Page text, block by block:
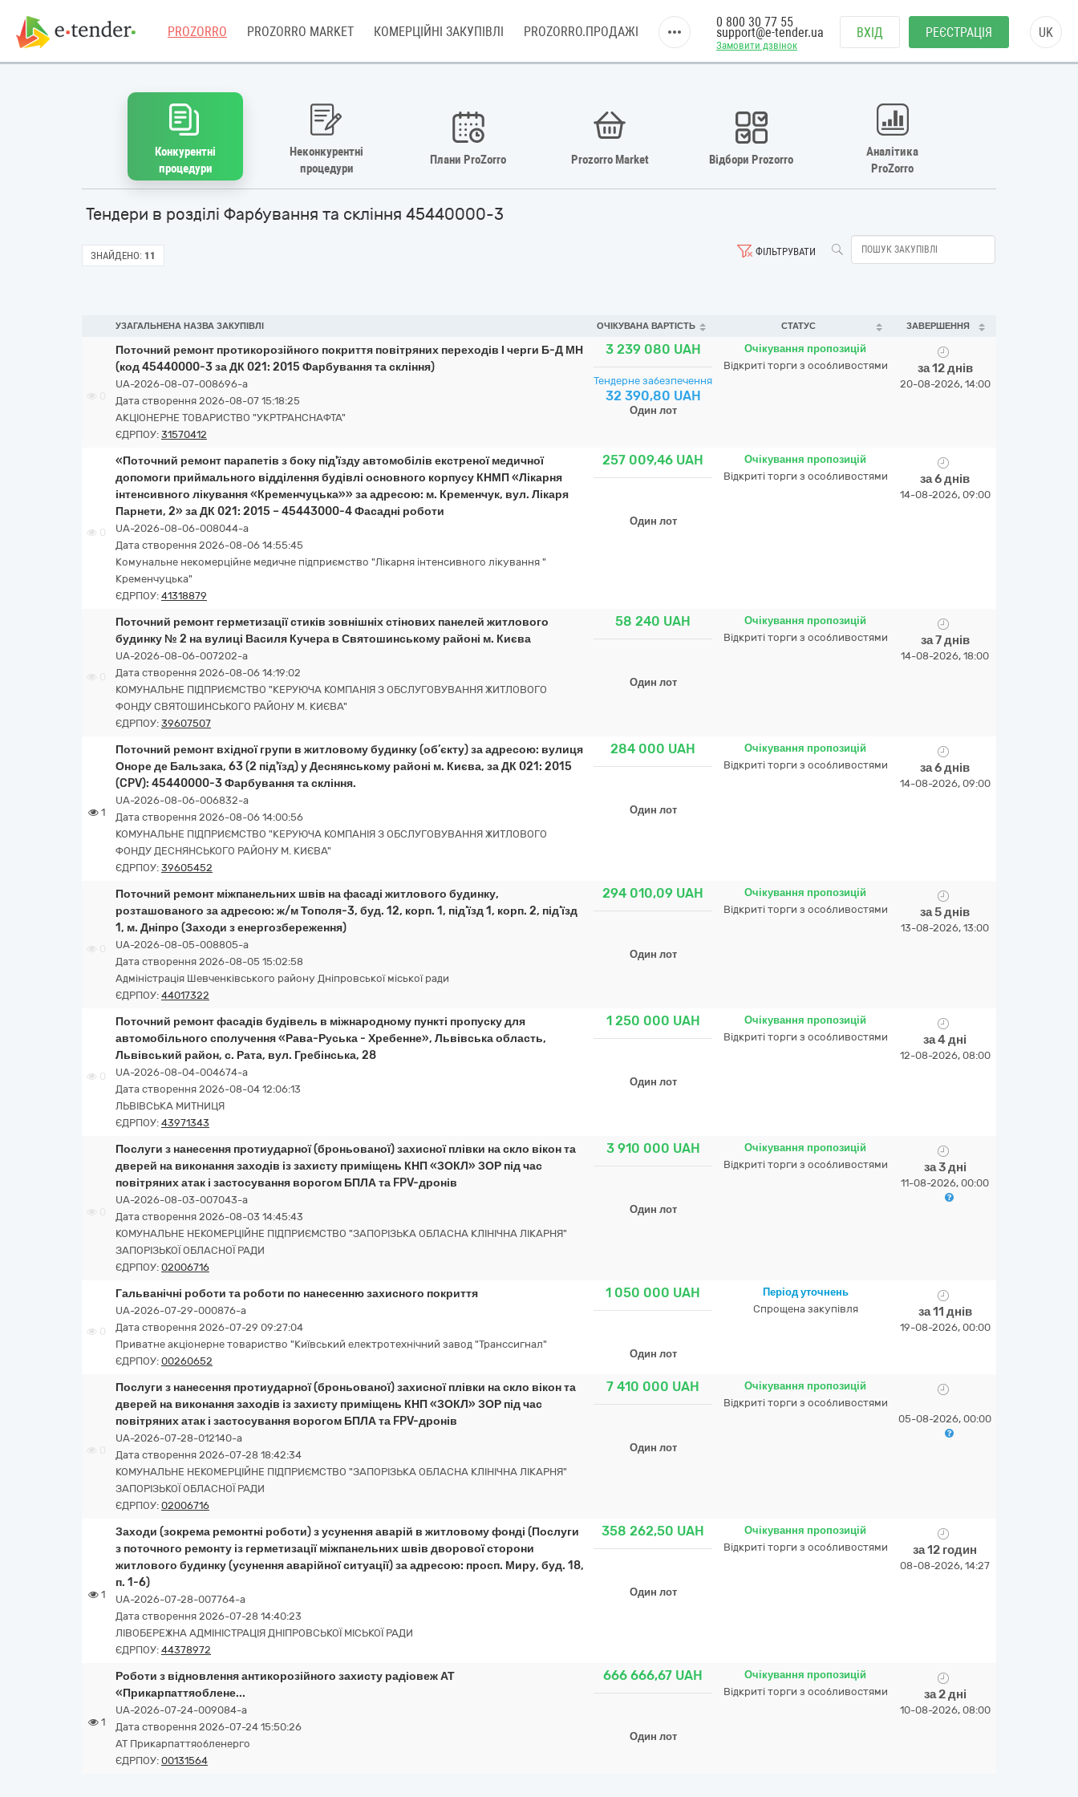
PROZORRO PROZORRO MARKET КОМЕРЦІЙНІ ЗАКУПІВЛІ PROZORRO.ПРОДАЖІ
Замовити дзвінок
0 800 30 77 55
support@e-tender.ua ВХІД РЕЄСТРАЦІЯ UK
Конкурентні
процедури
Неконкурентні
процедури
Плани ProZorro Prozorro Market Відбори Prozorro
Аналітика
ProZorro
Тендери в розділі Фарбування та скління 45440000-3
ФІЛЬТРУВАТИ
ЗНАЙДЕНО: 11
УЗАГАЛЬНЕНА НАЗВА ЗАКУПІВЛІ ОЧІКУВАНА ВАРТІСТЬ СТАТУС ЗАВЕРШЕННЯ
Поточний ремонт протикорозійного покриття повітряних переходів І черги Б-Д МН
(код 45440000-3 за ДК 021: 2015 Фарбування та скління)
UA-2026-08-07-008696-a
Дата створення 2026-08-07 15:18:25
АКЦІОНЕРНЕ ТОВАРИСТВО "УКРТРАНСНАФТА"
ЄДРПОУ: 31570412
3 239 080 UAH
Тендерне забезпечення
32 390,80 UAH
Один лот
Очікування пропозицій
Відкриті торги з особливостями
за 12 днів
20-08-2026, 14:00
0
«Поточний ремонт парапетів з боку під'їзду автомобілів екстреної медичної
допомоги приймального відділення будівлі основного корпусу КНМП «Лікарня
інтенсивного лікування «Кременчуцька»» за адресою: м. Кременчук, вул. Лікаря
Парнети, 2» за ДК 021: 2015 – 45443000-4 Фасадні роботи
UA-2026-08-06-008044-a
Дата створення 2026-08-06 14:55:45
Комунальне некомерційне медичне підприємство "Лікарня інтенсивного лікування "
Кременчуцька"
ЄДРПОУ: 41318879
257 009,46 UAH
Один лот
Очікування пропозицій
Відкриті торги з особливостями
за 6 днів
14-08-2026, 09:00
Поточний ремонт герметизації стиків зовнішніх стінових панелей житлового
будинку № 2 на вулиці Василя Кучера в Святошинському районі м. Києва
UA-2026-08-06-007202-a
Дата створення 2026-08-06 14:19:02
КОМУНАЛЬНЕ ПІДПРИЄМСТВО "КЕРУЮЧА КОМПАНІЯ З ОБСЛУГОВУВАННЯ ЖИТЛОВОГО
ФОНДУ СВЯТОШИНСЬКОГО РАЙОНУ М. КИЄВА"
ЄДРПОУ: 39607507
58 240 UAH
Один лот
Очікування пропозицій
Відкриті торги з особливостями
за 7 днів
14-08-2026, 18:00
1
Поточний ремонт вхідної групи в житловому будинку (об’єкту) за адресою: вулиця
Оноре де Бальзака, 63 (2 під'їзд) у Деснянському районі м. Києва, за ДК 021: 2015
(CPV): 45440000-3 Фарбування та скління.
UA-2026-08-06-006832-a
Дата створення 2026-08-06 14:00:56
КОМУНАЛЬНЕ ПІДПРИЄМСТВО "КЕРУЮЧА КОМПАНІЯ З ОБСЛУГОВУВАННЯ ЖИТЛОВОГО
ФОНДУ ДЕСНЯНСЬКОГО РАЙОНУ М. КИЄВА"
ЄДРПОУ: 39605452
284 000 UAH
Один лот
Очікування пропозицій
Відкриті торги з особливостями
за 6 днів
14-08-2026, 09:00
Поточний ремонт міжпанельних швів на фасаді житлового будинку,
розташованого за адресою: ж/м Тополя-3, буд. 12, корп. 1, під’їзд 1, корп. 2, під’їзд
1, м. Дніпро (Заходи з енергозбереження)
UA-2026-08-05-008805-a
Дата створення 2026-08-05 15:02:58
Адміністрація Шевченківського району Дніпровської міської ради
ЄДРПОУ: 44017322
294 010,09 UAH
Один лот
Очікування пропозицій
Відкриті торги з особливостями
за 5 днів
13-08-2026, 13:00
0
Поточний ремонт фасадів будівель в міжнародному пункті пропуску для
автомобільного сполучення «Рава-Руська - Хребенне», Львівська область,
Львівський район, с. Рата, вул. Гребінська, 28
UA-2026-08-04-004674-a
Дата створення 2026-08-04 12:06:13
ЛЬВІВСЬКА МИТНИЦЯ
ЄДРПОУ: 43971343
1 250 000 UAH
Один лот
Очікування пропозицій
Відкриті торги з особливостями
за 4 дні
12-08-2026, 08:00
Послуги з нанесення протиударної (броньованої) захисної плівки на скло вікон та
дверей на виконання заходів із захисту приміщень КНП «ЗОКЛ» ЗОР під час
повітряних атак і застосування ворогом БПЛА та FPV-дронів
UA-2026-08-03-007043-a
Дата створення 2026-08-03 14:45:43
КОМУНАЛЬНЕ НЕКОМЕРЦІЙНЕ ПІДПРИЄМСТВО "ЗАПОРІЗЬКА ОБЛАСНА КЛІНІЧНА ЛІКАРНЯ"
ЗАПОРІЗЬКОЇ ОБЛАСНОЇ РАДИ
ЄДРПОУ: 02006716
3 910 000 UAH
Один лот
Очікування пропозицій
Відкриті торги з особливостями
за 3 дні
11-08-2026, 00:00
0
Гальванічні роботи та роботи по нанесенню захисного покриття
UA-2026-07-29-000876-a
Дата створення 2026-07-29 09:27:04
Приватне акціонерне товариство "Київський електротехнічний завод "Транссигнал"
ЄДРПОУ: 00260652
1 050 000 UAH
Один лот
Період уточнень
Спрощена закупівля
за 11 днів
19-08-2026, 00:00
Послуги з нанесення протиударної (броньованої) захисної плівки на скло вікон та
дверей на виконання заходів із захисту приміщень КНП «ЗОКЛ» ЗОР під час
повітряних атак і застосування ворогом БПЛА та FPV-дронів
UA-2026-07-28-012140-a
Дата створення 2026-07-28 18:42:34
КОМУНАЛЬНЕ НЕКОМЕРЦІЙНЕ ПІДПРИЄМСТВО "ЗАПОРІЗЬКА ОБЛАСНА КЛІНІЧНА ЛІКАРНЯ"
ЗАПОРІЗЬКОЇ ОБЛАСНОЇ РАДИ
ЄДРПОУ: 02006716
7 410 000 UAH
Один лот
Очікування пропозицій
Відкриті торги з особливостями
05-08-2026, 00:00
1
Заходи (зокрема ремонтні роботи) з усунення аварій в житловому фонді (Послуги
з поточного ремонту із герметизації міжпанельних швів дворової сторони
житлового будинку (усунення аварійної ситуації) за адресою: просп. Миру, буд. 18,
п. 1-6)
UA-2026-07-28-007764-a
Дата створення 2026-07-28 14:40:23
ЛІВОБЕРЕЖНА АДМІНІСТРАЦІЯ ДНІПРОВСЬКОЇ МІСЬКОЇ РАДИ
ЄДРПОУ: 44378972
358 262,50 UAH
Один лот
Очікування пропозицій
Відкриті торги з особливостями
за 12 годин
08-08-2026, 14:27
1
Роботи з відновлення антикорозійного захисту радіовеж АТ
«Прикарпаттяоблене...
UA-2026-07-24-009084-a
Дата створення 2026-07-24 15:50:26
АТ Прикарпаттяобленерго
ЄДРПОУ: 00131564
666 666,67 UAH
Один лот
Очікування пропозицій
Відкриті торги з особливостями
за 2 дні
10-08-2026, 08:00